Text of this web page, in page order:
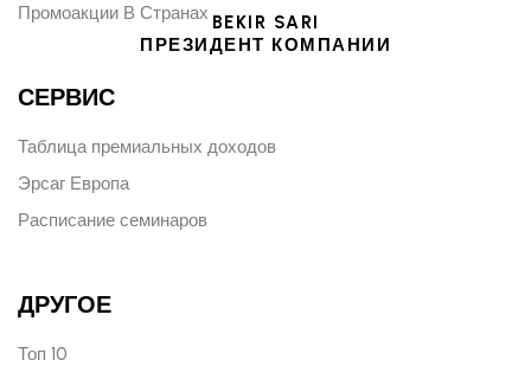
BEKIR SARI
ПРЕЗИДЕНТ КОМПАНИИ
Промоакции В Странах
СЕРВИС
Таблица премиальных доходов
Эрсаг Европа
Расписание семинаров
ДРУГОЕ
Топ 10